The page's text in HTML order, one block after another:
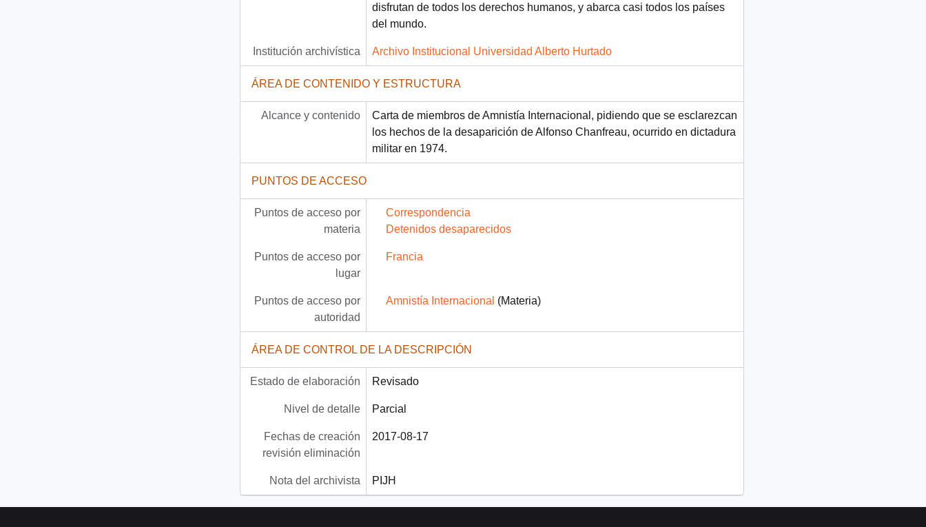
disfrutan de todos los derechos humanos, y abarca casi todos los países
del mundo.
Institución archivística Archivo Institucional Universidad Alberto Hurtado
ÁREA DE CONTENIDO Y ESTRUCTURA
Alcance y contenido
Carta de miembros de Amnistía Internacional, pidiendo que se esclarezcan
los hechos de la desaparición de Alfonso Chanfreau, ocurrido en dictadura
militar en 1974.
PUNTOS DE ACCESO
Puntos de acceso por
materia
Correspondencia
Detenidos desaparecidos
Puntos de acceso por
lugar
Francia
Puntos de acceso por
autoridad
Amnistía Internacional (Materia)
ÁREA DE CONTROL DE LA DESCRIPCIÓN
Estado de elaboración Revisado
Nivel de detalle Parcial
Fechas de creación
revisión eliminación
2017-08-17
Nota del archivista PIJH